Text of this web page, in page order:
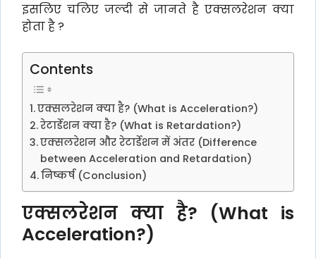
इसलिए चलिए जल्दी से जानते है एक्सलरेशन क्या
होता है ?
Contents
एक्सलरेशन क्या है? (What is Acceleration?)
रेटार्डेशन क्या है? (What is Retardation?)
एक्सलरेशन और रेटार्डेशन में अंतर (Difference
between Acceleration and Retardation)
निष्कर्ष (Conclusion)
एक्सलरेशन क्या है? (What is
Acceleration?)